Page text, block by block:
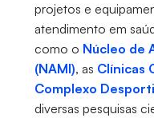
projetos e
atendimento em
como o Núcleo de
(NAMI), as Clínicas
Complexo
diversas pesquisas